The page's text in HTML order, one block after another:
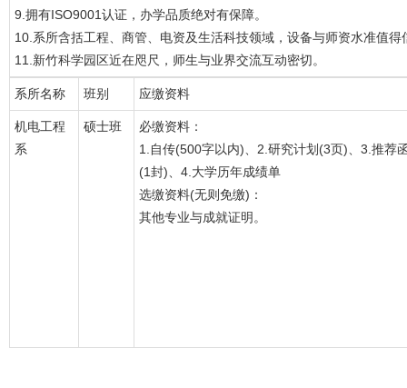
9.拥有ISO9001认证，办学品质绝对有保障。
10.系所含括工程、商管、电资及生活科技领域，设备与师资水准值得
11.新竹科学园区近在咫尺，师生与业界交流互动密切。
系所名称 班别 应缴资料
机电工程
系
硕士班
必缴资料：
1.自传(500字以内)、2.研究计划(3页)、3.推荐
(1封)、4.大学历年成绩单
选缴资料(无则免缴)：
其他专业与成就证明。